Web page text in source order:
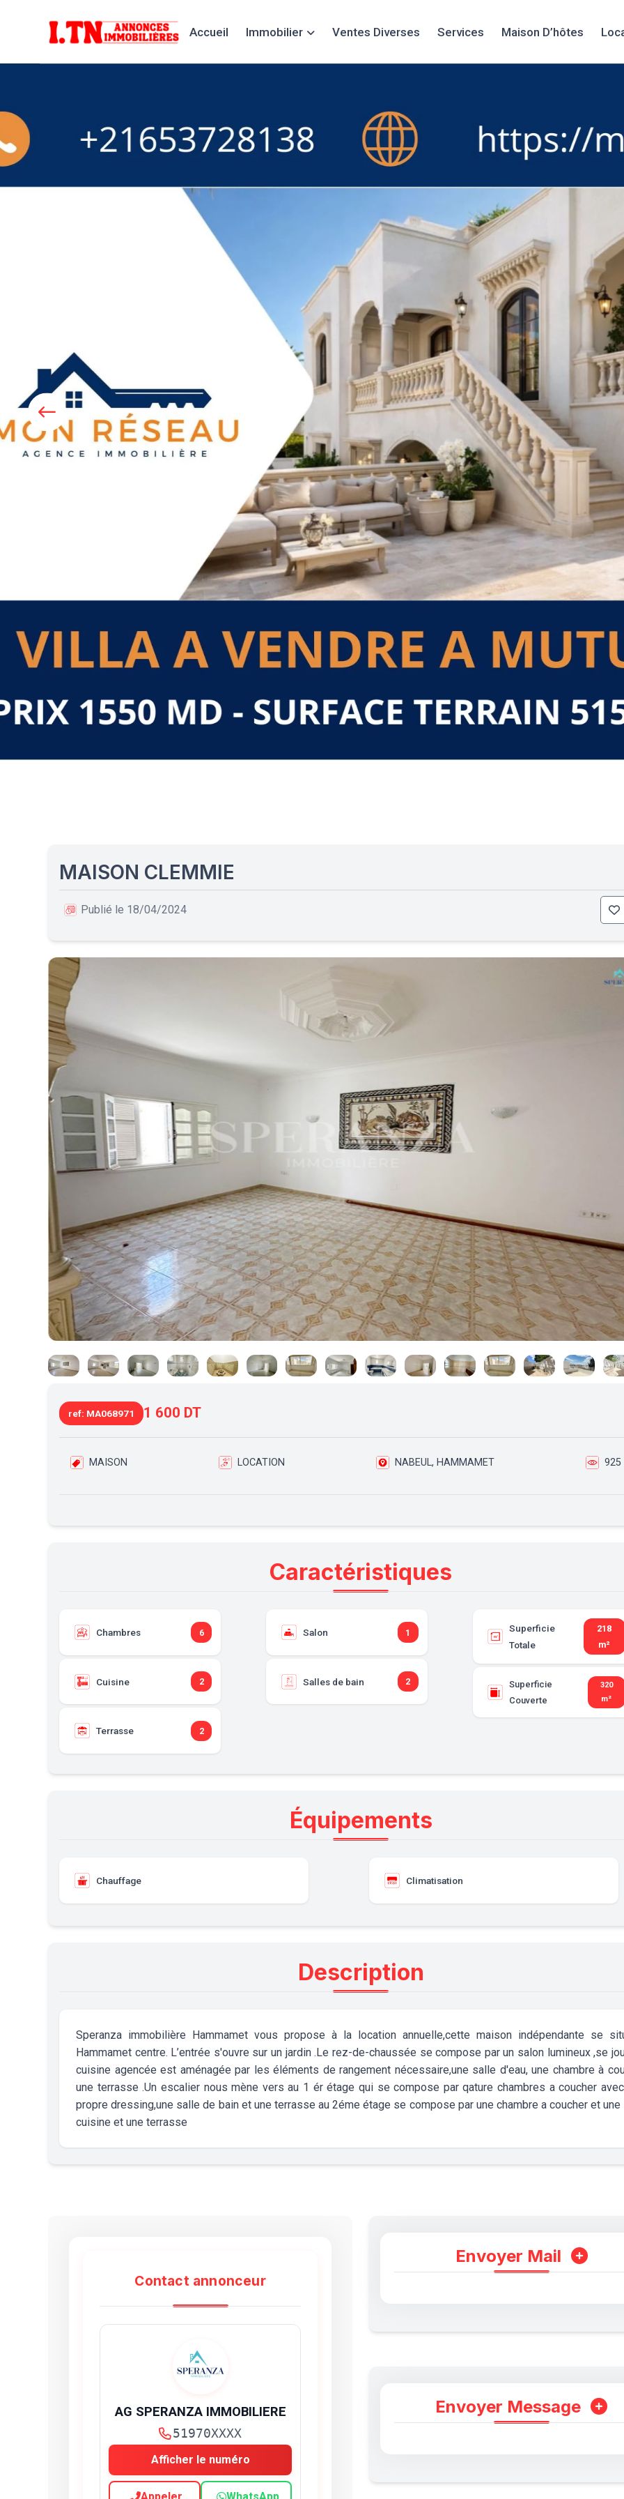
Accueil Immobilier Ventes Diverses Services Maison D’hôtes
MAISON CLEMMIE
Publié le 18/04/2024
ref: MA068971 1 600 DT
MAISON LOCATION NABEUL, HAMMAMET 925
Caractéristiques
Chambres 6
Cuisine 2
Terrasse 2
Salon 1
Salles de bain 2
Superficie
Totale
218
m²
Superficie
Couverte
320
m²
Équipements
Chauffage Climatisation
Description
Speranza immobilière Hammamet vous propose à la location annuelle,cette maison indépendante se
Hammamet centre. L’entrée s'ouvre sur un jardin .Le rez-de-chaussée se compose par un salon lumineux ,se
cuisine agencée est aménagée par les éléments de rangement nécessaire,une salle d'eau, une chambre à
une terrasse .Un escalier nous mène vers au 1 ér étage qui se compose par qature chambres a coucher
propre dressing,une salle de bain et une terrasse au 2éme étage se compose par une chambre a coucher et
cuisine et une terrasse
Contact annonceur
AG SPERANZA IMMOBILIERE
51970XXXX
Afficher le numéro
Envoyer Mail
Envoyer Message